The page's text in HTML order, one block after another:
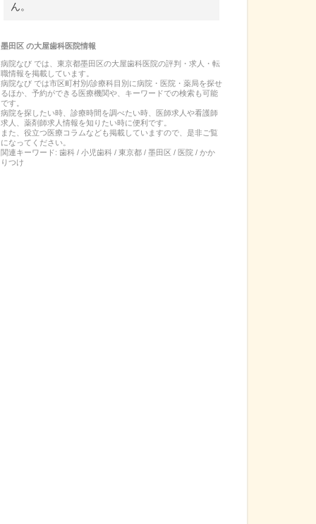
ん。
墨田区の大屋歯科医院情報
病院なび では、 東京都墨田区の大屋歯科医院の評判・求人・転
職情報を掲載しています。
病院なび では市区町村別/診療科目別に病院・医院・薬局を探せ
るほか、予約ができる医療機関や、キーワードでの検索も可能
です。
病院を探したい時、診療時間を調べたい時、医師求人や看護師
求人、薬剤師求人情報を知りたい時に便利です。
また、役立つ医療コラムなども掲載していますので、是非ご覧
になってください。
関連キーワード: 歯科 / 小児歯科 / 東京都 / 墨田区 / 医院 / かか
りつけ